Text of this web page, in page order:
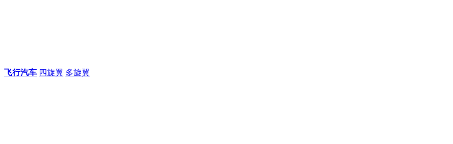
飞行汽车 四旋翼 多旋翼